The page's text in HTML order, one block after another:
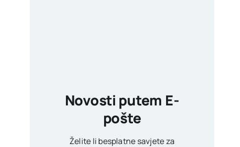
Novosti putem E-
pošte
Želite li besplatne savjete za